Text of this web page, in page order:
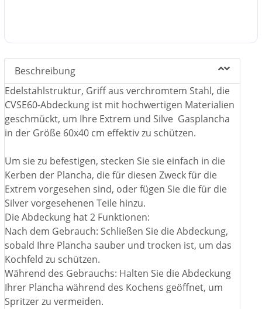
Beschreibung
Edelstahlstruktur, Griff aus verchromtem Stahl, die
CVSE60-Abdeckung ist mit hochwertigen Materialien
geschmückt, um Ihre Extrem und Silve Gasplancha
in der Größe 60x40 cm effektiv zu schützen.
Um sie zu befestigen, stecken Sie sie einfach in die
Kerben der Plancha, die für diesen Zweck für die
Extrem vorgesehen sind, oder fügen Sie die für die
Silver vorgesehenen Teile hinzu.
Die Abdeckung hat 2 Funktionen:
Nach dem Gebrauch: Schließen Sie die Abdeckung,
sobald Ihre Plancha sauber und trocken ist, um das
Kochfeld zu schützen.
Während des Gebrauchs: Halten Sie die Abdeckung
Ihrer Plancha während des Kochens geöffnet, um
Spritzer zu vermeiden.